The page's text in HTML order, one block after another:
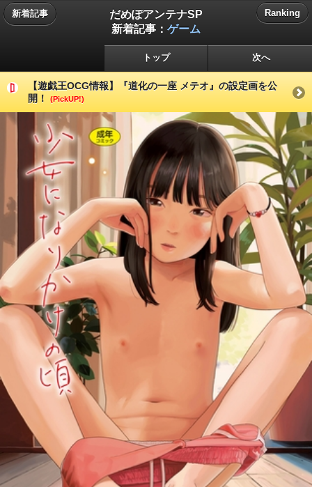
新着記事
だめぽアンテナSP
新着記事： ゲーム
Ranking
トップ 次へ
【遊戯王OCG情報】『道化の一座 メテオ』の設定画を公
開！
(PickUP!)